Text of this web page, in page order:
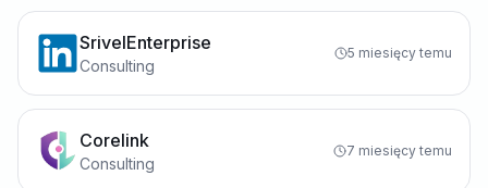
SrivelEnterprise
Consulting
5 miesięcy temu
Corelink
Consulting
7 miesięcy temu